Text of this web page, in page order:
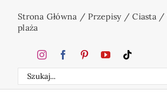
zawartości
Strona Główna /Przepisy/Ciasta/
plaża
Szukaj